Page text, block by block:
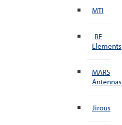
MTI
RF
Elements
MARS
Antennas
Jirous